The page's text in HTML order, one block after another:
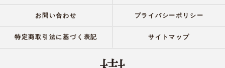
お問い合わせ プライバシーポリシー
特定商取引法に基づく表記 サイトマップ